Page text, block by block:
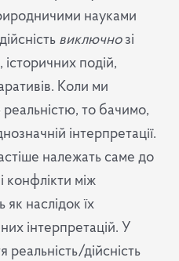
науками
виключнозі
подій,
Коли ми
то бачимо,
інтерпретації.
належать саме до
конфлікти між
наслідок їх
інтерпретацій. У
реальність/дійсність